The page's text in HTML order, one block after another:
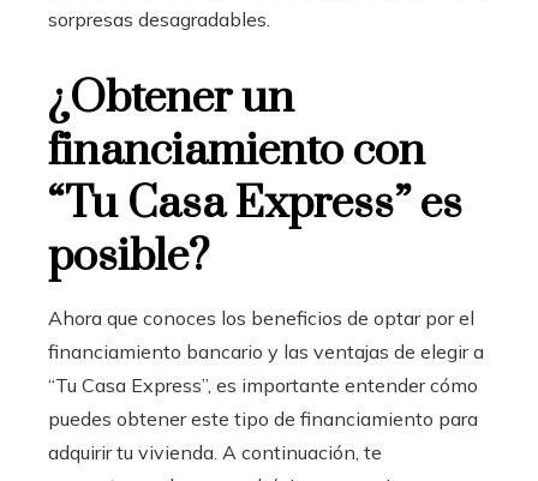
sorpresas desagradables.
¿Obtener un
financiamiento con
“Tu Casa Express” es
posible?
Ahora que conoces los beneficios de optar por el
financiamiento bancario y las ventajas de elegir a
“Tu Casa Express”, es importante entender cómo
puedes obtener este tipo de financiamiento para
adquirir tu vivienda. A continuación, te